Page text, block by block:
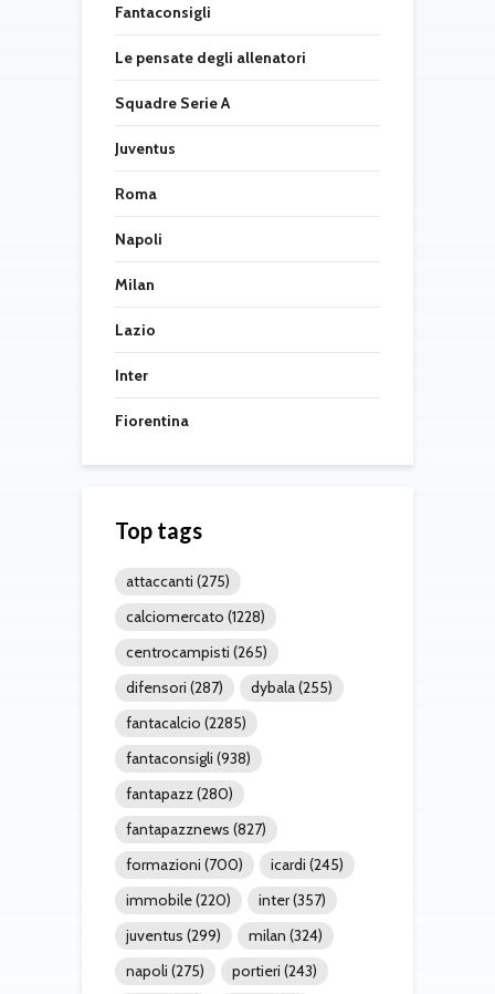
Fantaconsigli
Le pensate degli allenatori
Squadre Serie A
Juventus
Roma
Napoli
Milan
Lazio
Inter
Fiorentina
Top tags
attaccanti (275)
calciomercato (1228)
centrocampisti (265)
difensori (287) dybala(255)
fantacalcio (2285)
fantaconsigli (938)
fantapazz(280)
fantapazznews (827)
formazioni (700) icardi (245)
immobile(220) inter(357)
juventus (299) milan (324)
napoli (275) portieri (243)